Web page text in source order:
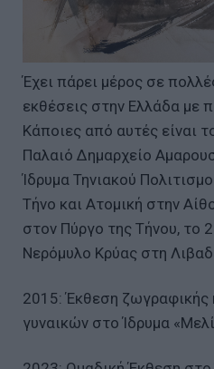
Έχει πάρει μέρος σε
εκθέσεις στην Ελλάδα με
Κάποιες από αυτές είναι
Παλαιό Δημαρχείο
Ίδρυμα Τηνιακού
Τήνο και Ατομική στην
στον Πύργο της Τήνου, το
Νερόμυλο Κρύας στη
2015: Έκθεση ζωγραφικής
γυναικών στο Ίδρυμα